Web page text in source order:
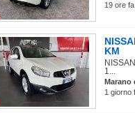
19 ore
KM
1...
Marano
1 giorno